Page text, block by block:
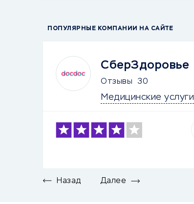
ПОПУЛЯРНЫЕ КОМПАНИИ НА САЙТЕ
СберЗдоровье
Отзывы 30
Медицинские услуги
Назад Далее